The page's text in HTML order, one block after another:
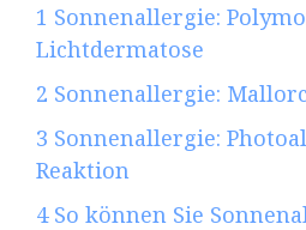
1 Sonnenallergie:
Lichtdermatose
2 Sonnenallergie:
3 Sonnenallergie:
Reaktion
4So können Sie